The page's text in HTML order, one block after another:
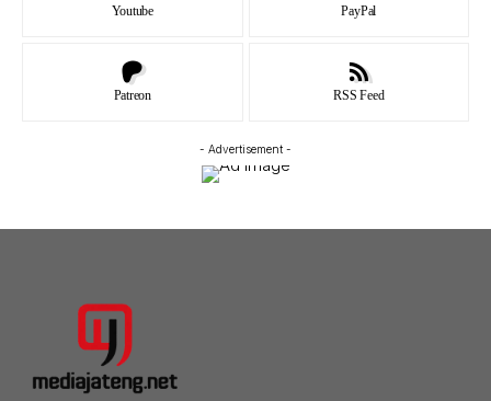
Youtube PayPal
Patreon RSS Feed
- Advertisement -